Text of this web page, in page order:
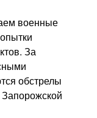
военные
За
обстрелы